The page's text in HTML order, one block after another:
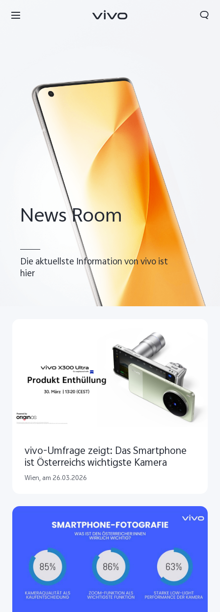
Österreich | Land/Region auswählen
News Room
Die aktuellste Information von vivo ist
hier
vivo-Umfrage zeigt: Das Smartphone
ist Österreichs wichtigste Kamera
Wien, am 26.03.2026